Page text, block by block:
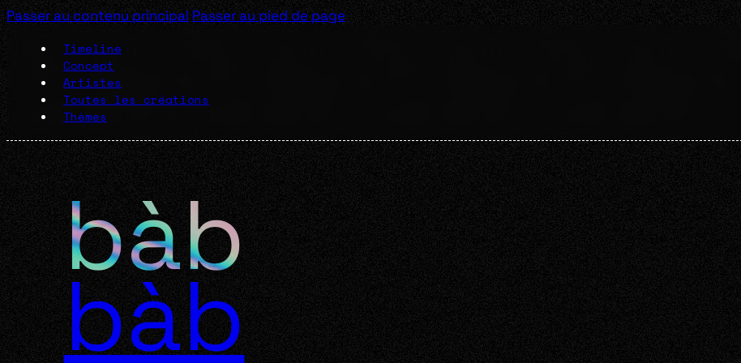
Passer au contenu principal Passer au pied de page
Timeline
Concept
Artistes
Toutes les créations
Thèmes
bàb